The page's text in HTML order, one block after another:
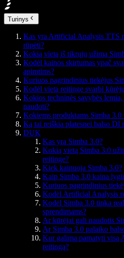
Turinys
Kas yra Artificial Analysis TTS
rūpėti?
Kokią vietą iš tikrųjų užima
Kodėl kainos skirtumas ypač
apimtims?
Kuriuos pagrindinius tiekėjus
Kodėl vieta reitinge svarbi
Kokios techninės savybės
naudoti?
Kokiems produktams Simba 3.0
Ką tai reiškia platesnei balso DI
DUK
Kas yra Simba 3.0?
Kokią vietą Simba 3.0
reitinge?
Kiek kainuoja Simba 3.0?
Kaip Simba 3.0 kaina
Kuriuos pagrindinius
Kodėl Artificial Analysis
Kodėl Simba 3.0 tinka
sprendimams?
Ar kūrėjai gali naudotis
Ar Simba 3.0 palaiko
Kur galima pamatyti visą
reitingą?